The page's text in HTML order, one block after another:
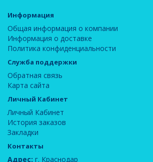
Информация
Общая информация о компании
Информация о доставке
Политика конфиденциальности
Служба поддержки
Обратная связь
Карта сайта
Личный Кабинет
Личный Кабинет
История заказов
Закладки
Контакты
Адрес: г. Краснодар